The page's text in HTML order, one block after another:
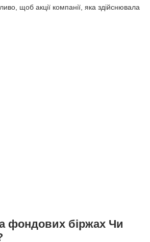
щоб акції компанії, яка здійснювала
фондових біржах Чи